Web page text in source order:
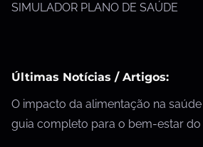
SIMULADOR PLANO DE SAÚDE
Últimas Notícias / Artigos:
O impacto da alimentação na
guia completo para o bem-estar